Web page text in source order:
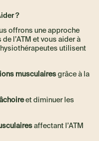
?
offrons une approche
l’ATM et vous aider à
utilisent
musculairesgrâce à la
et diminuer les
affectant l’ATM